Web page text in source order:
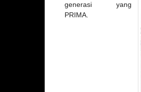
generasi yang
PRIMA.